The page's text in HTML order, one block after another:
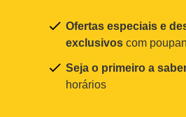
Ofertas especiais e
exclusivos com
Seja o primeiro a
horários